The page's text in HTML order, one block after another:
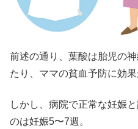
前述の通り、葉酸は胎児の
たり、ママの貧血予防に効
しかし、病院で正常な妊娠
のは妊娠5〜7週。